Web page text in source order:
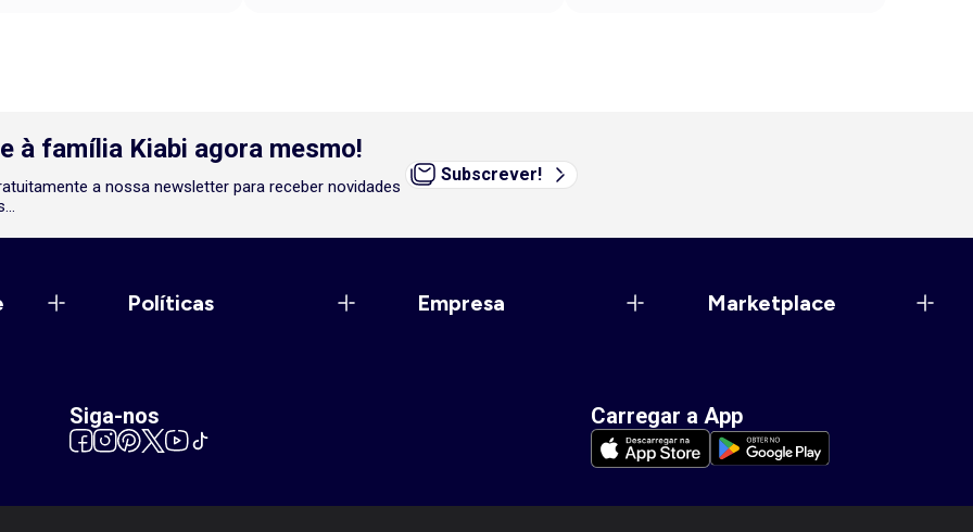
à família Kiabi agora mesmo!
a nossa newsletter para receber novidades
Subscrever!
Políticas Empresa Marketplace
Siga-nos Carregar a App